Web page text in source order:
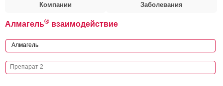
Компании Заболевания
Алмагель® взаимодействие